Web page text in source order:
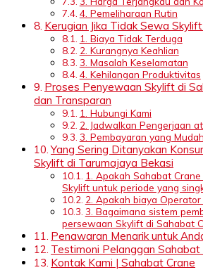
4. Pemeliharaan Rutin
Kerugian Jika Tidak Sewa
1. Biaya Tidak Terduga
2. Kurangnya Keahlian
3. Masalah Keselamatan
4. Kehilangan Produktivitas
Proses Penyewaan Skylift di
dan Transparan
1. Hubungi Kami
2. Jadwalkan Pengerjaan
3. Pembayaran yang
Yang Sering Ditanyakan
Skylift di Tarumajaya Bekasi
1. Apakah Sahabat
Skylift untuk periode yang
2. Apakah biaya Operator
3. Bagaimana sistem
persewaan Skylift di Sahabat
Penawaran Menarik untuk
Testimoni Pelanggan Sahabat
Kontak Kami | Sahabat Crane